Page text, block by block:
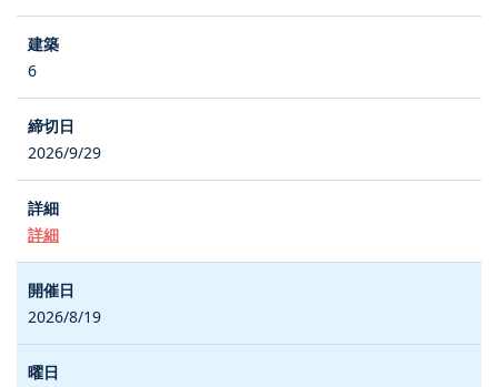
6
2026/9/29
詳細
2026/8/19